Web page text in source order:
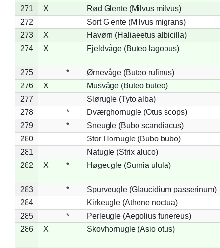
271
X
Rød Glente (Milvus milvus)
272
Sort Glente (Milvus migrans)
273
X
Havørn (Haliaeetus albicilla)
274
X Fjeldvåge (Buteo lagopus)
275 *
Ørnevåge (Buteo rufinus)
276
X
Musvåge (Buteo buteo)
277
Slørugle (Tyto alba)
278
*
Dværghornugle (Otus scops)
279
*
Sneugle (Bubo scandiacus)
280
Stor Hornugle (Bubo bubo)
281
Natugle (Strix aluco)
282
X * Høgeugle (Surnia ulula)
283 *
Spurveugle (Glaucidium passerinum)
284
Kirkeugle (Athene noctua)
285
*
Perleugle (Aegolius funereus)
286
X Skovhornugle (Asio otus)